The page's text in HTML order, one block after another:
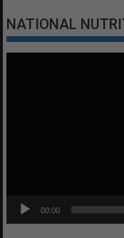
NATIONAL
00:00